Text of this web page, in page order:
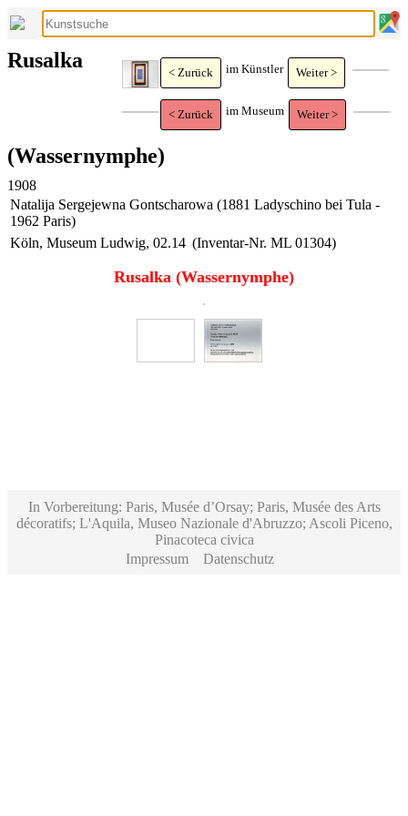
< Zurück im Künstler Weiter >
< Zurück im Museum Weiter >
Rusalka
(Wassernymphe)
1908
Natalija Sergejewna Gontscharowa (1881 Ladyschino bei Tula -
1962 Paris)
Köln, Museum Ludwig, 02.14 (Inventar-Nr. ML 01304)
Rusalka (Wassernymphe)
In Vorbereitung: Paris, Musée d’Orsay; Paris, Musée des Arts
décoratifs; L'Aquila, Museo Nazionale d'Abruzzo; Ascoli Piceno,
Pinacoteca civica
Impressum
Datenschutz